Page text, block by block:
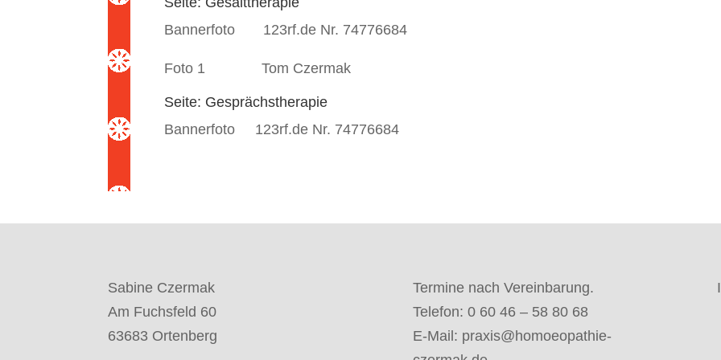
Bannerfoto 123rf.de Nr. 74776684
Foto 1 Tom Czermak
Seite: Gesprächstherapie
Bannerfoto 123rf.de Nr. 74776684
Sabine Czermak
Am Fuchsfeld 60
63683 Ortenberg
Termine nach Vereinbarung.
Telefon: 0 60 46 – 58 80 68
E-Mail: praxis@homoeopathie-